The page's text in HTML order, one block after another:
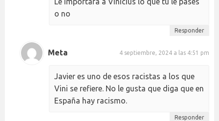
o no
Responder
Meta 4 septiembre, 2024 a las 4:51 pm
Javier es uno de esos racistas a los que
Vini se refiere. No le gusta que diga que en
España hay racismo.
Responder